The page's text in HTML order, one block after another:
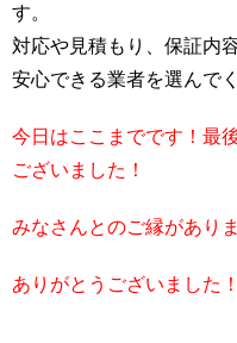
す。
対応や見積もり、保証内
安心できる業者を選んで
今日はここまでです！最
ございました！
みなさんとのご縁があり
ありがとうございました